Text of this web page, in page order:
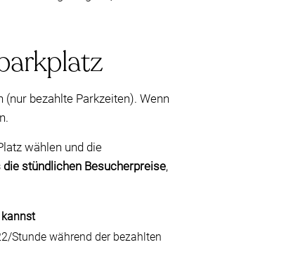
(nur bezahlte Parkzeiten). Wenn
wählen und die
die stündlichen Besucherpreise,
Stunde während der bezahlten